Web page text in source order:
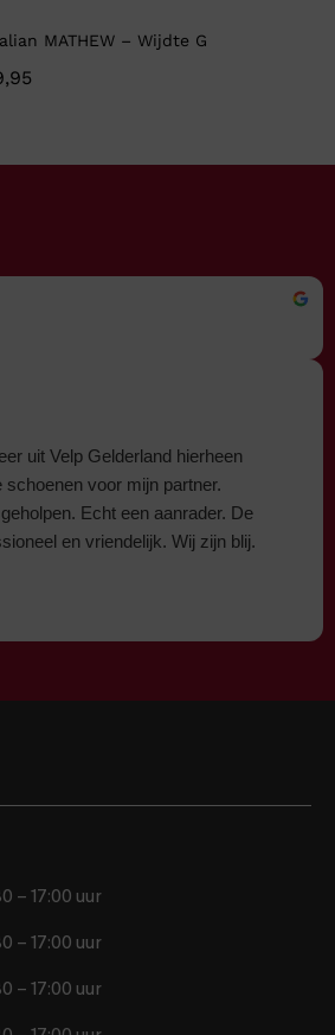
MATHEW – Wijdte G
uit Velp Gelderland hierheen
voor mijn partner.
Echt een aanrader. De
en vriendelijk. Wij zijn blij.
– 17:00 uur
– 17:00 uur
– 17:00 uur